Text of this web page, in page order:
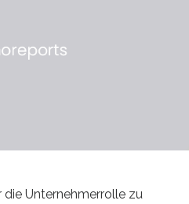
die Unternehmerrolle zu